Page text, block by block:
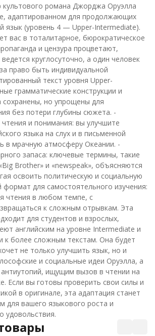
культового романа Джорджа Оруэлла
адаптированном для продолжающих
язык (уровень 4 — Upper-Intermediate).
вас в тоталитарное, бюрократическое
и цензура процветают,
круглосуточно, а один человек
право быть индивидуальной
текст уровня Upper-
грамматические конструкции и
сохранены, но упрощены для
без потери глубины сюжета. -
и понимания: вы улучшите
языка на слух и в письменной
в мрачную атмосферу Океании. -
запаса: ключевые термины, такие
Brother» и «newspeak», объясняются
освоить политическую и социальную
формат для самостоятельного изучения:
чтения в любом темпе, с
к сложным отрывкам. Эта
для студентов и взрослых,
английским на уровне Intermediate и
к более сложным текстам. Она будет
не только улучшить язык, но и
и социальные идеи Оруэлла, а
ищущим вызов в чтении на
Если вы готовы проверить свои силы и
в оригинале, эта адаптация станет
для вашего языкового роста и
удовольствия.